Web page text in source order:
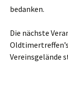
bedanken.
Die nächste
Vereinsgelände